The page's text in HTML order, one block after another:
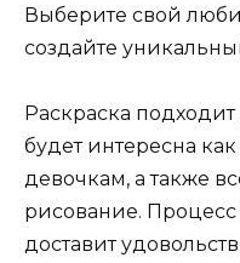
Выберите свой
создайте
Раскраска подходит
будет интересна
девочкам, а также
рисование.
доставит